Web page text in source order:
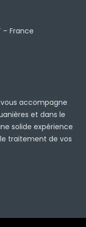
– France
accompagne
et dans le
solide expérience
traitement de vos